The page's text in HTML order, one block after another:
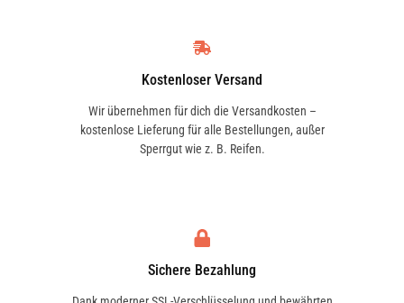
Kostenloser Versand
Wir übernehmen für dich die Versandkosten –
kostenlose Lieferung für alle Bestellungen, außer
Sperrgut wie z. B. Reifen.
Sichere Bezahlung